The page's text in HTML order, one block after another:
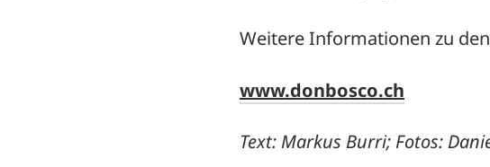
Weitere Informationen zu
www.donbosco.ch
Text: Markus Burri; Fotos: